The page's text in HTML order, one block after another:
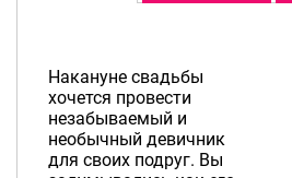
Накануне свадьбы
хочется провести
незабываемый и
необычный девичник
для своих подруг. Вы